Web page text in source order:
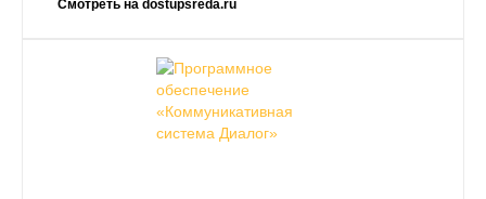
Смотреть на dostupsreda.ru